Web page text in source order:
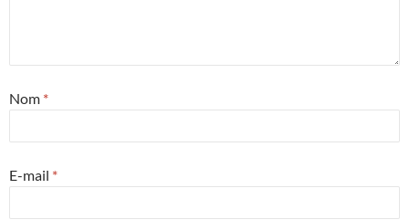
Nom *
E-mail *